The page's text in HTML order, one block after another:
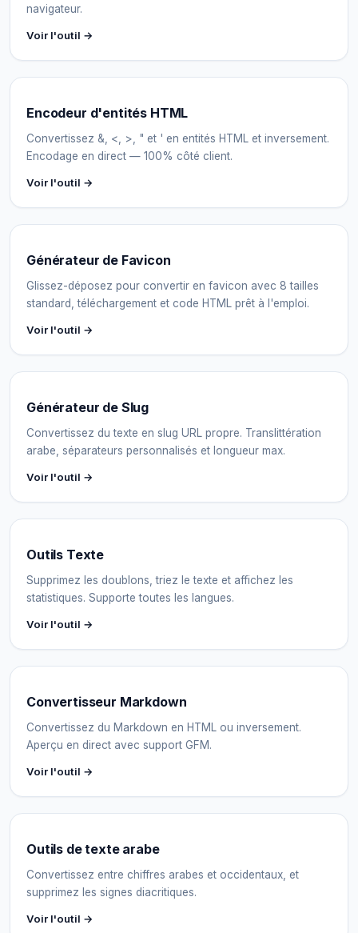
navigateur.
Voir l'outil →
Encodeur d'entités HTML
Convertissez &, <, >, " et ' en entités HTML et inversement.
Encodage en direct — 100% côté client.
Voir l'outil →
Générateur de Favicon
Glissez-déposez pour convertir en favicon avec 8 tailles
standard, téléchargement et code HTML prêt à l'emploi.
Voir l'outil →
Générateur de Slug
Convertissez du texte en slug URL propre. Translittération
arabe, séparateurs personnalisés et longueur max.
Voir l'outil →
Outils Texte
Supprimez les doublons, triez le texte et affichez les
statistiques. Supporte toutes les langues.
Voir l'outil →
Convertisseur Markdown
Convertissez du Markdown en HTML ou inversement.
Aperçu en direct avec support GFM.
Voir l'outil →
Outils de texte arabe
Convertissez entre chiffres arabes et occidentaux, et
supprimez les signes diacritiques.
Voir l'outil →